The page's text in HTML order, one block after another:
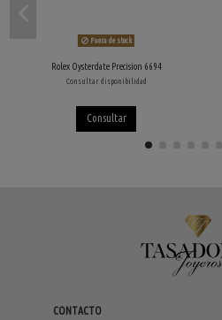
Fuera de stock
Rolex Oysterdate Precision 6694
Consultar disponibilidad
Consultar
CONTACTO